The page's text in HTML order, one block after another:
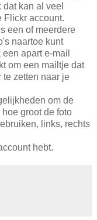
kan al veel
Flickr account.
een of meerdere
naartoe kunt
apart e-mail
om een mailtje dat
te zetten naar je
om de
groot de foto
links, rechts
hebt.